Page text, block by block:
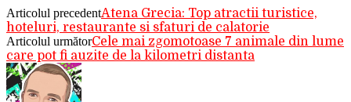
Articolul precedentAtena Grecia: Top atractii turistice,
hoteluri, restaurante si sfaturi de calatorie
Articolul următorCele mai zgomotoase 7 animale din lume
care pot fi auzite de la kilometri distanta